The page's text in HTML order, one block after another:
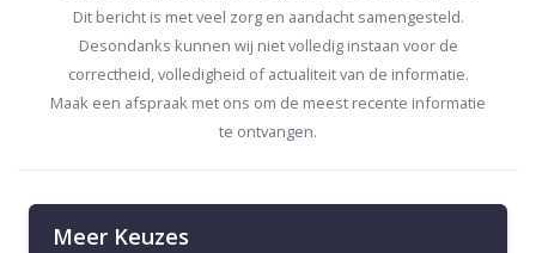
Dit bericht is met veel zorg en aandacht samengesteld.
Desondanks kunnen wij niet volledig instaan voor de
correctheid, volledigheid of actualiteit van de informatie.
Maak een afspraak met ons om de meest recente informatie
te ontvangen.
Meer Keuzes